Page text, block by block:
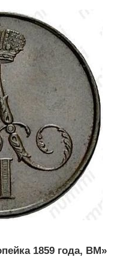
1859 года, ВМ»